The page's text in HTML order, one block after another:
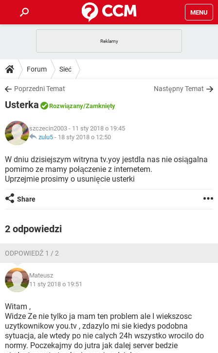
MENU
GRY
SPOTIFY
INSTAGRAM
WINDOWS 10
PORADY
PlayStation
INSTAGRAM FACEBOOK
WINDOWS 10
DO POBRANIA
ANDROID
GRY
IOS
INSTAGRAM FACEBOOK
WINDOWS 10
COVID-19 TIKTOK
GRY
SPOTIFY NETFLIX
INSTAGRAM FACEBOOK
WINDOWS 10
ARTYKUŁY
COVID-19 TIKTOK
GRY WHATSAPP
INSTAGRAM
Forum Sieć
Poprzedni Temat Następny Temat
Usterka Rozwiązany/Zamknięty
szczecin2003 - 11 sty 2018 o 19:45
zulu5 - 18 sty 2018 o 12:50
W dniu dzisiejszym witryna tv.yoy jestdla nas nie osiągalna
pomimo ze mamy połączenie z internetem.
Uprzejmie prosimy o usunięcie usterki
Share
2 odpowiedzi
ODPOWIEDŹ 1 / 2
Mateusz
11 sty 2018 o 19:51
Witam ,
Widze Ze nie tylko ja mam ten problem ale I wiekszosc
uzytkownikow you.tv , zdazylo mi sie kiedys podobna
sytuacja, ale wtedy po nie calych 24h wszystko wrocilo do
normy. Poczekajmy do jutra jak dalej server bedzie